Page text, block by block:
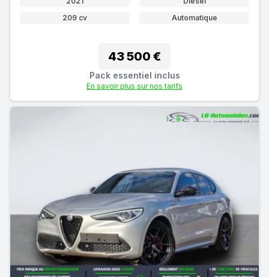
209 cv
Automatique
43 500 €
Pack essentiel inclus
En savoir plus sur nos tarifs